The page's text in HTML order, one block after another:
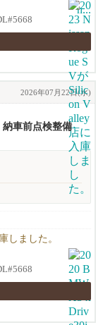
2026年07月22日(水)
納車前点検整備
しました。